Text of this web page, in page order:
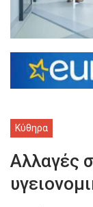
Κύθηρα
Αλλαγές